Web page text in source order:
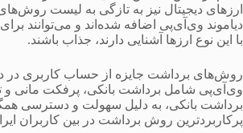
ارزهای دیجیتال نیز به تازگی به لیست
دیاموند وی‌آی‌پی اضافه شده‌اند و می‌توانند
با این نوع ارزها آشنایی دارند، جذاب باشند.
روش‌های برداشت جایزه از حساب کاربری در
وی‌آی‌پی شامل برداشت بانکی، پرفکت مانی و
برداشت بانکی، به دلیل سهولت و دسترسی
پرکاربردترین روش برداشت در بین کاربران